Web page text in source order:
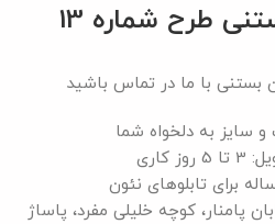
طرح شماره 13
بستنی با ما در تماس باشید
سایز به دلخواه شما
کاری
برای تابلوهای نئون
پامنار، کوچه خلیلی مفرد، پاساژ